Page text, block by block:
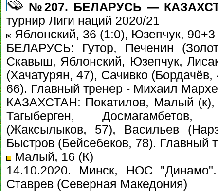
№207. БЕЛАРУСЬ —
турнир Лиги наций 2020/21
Яблонский, 36 (1:0), Юзепчук, 90+3
БЕЛАРУСЬ: Гутор, Печенин
Скавыш, Яблонский, Юзепчук,
(Хачатурян, 47), Сачивко
66). Главный тренер - Михаил
КАЗАХСТАН: Покатилов, Малый (к),
Тагыберген,
(Жаксылыков, 57), Васильев
Быстров (Бейсебеков, 78). Главный
Малый, 16 (К)
14.10.2020. Минск, НОС
Ставрев (Северная Македония)